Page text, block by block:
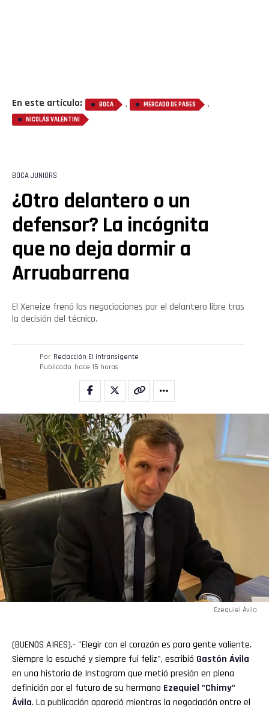
En este artículo: BOCA , MERCADO DE PASES ,
NICOLÁS VALENTINI
BOCA JUNIORS
¿Otro delantero o un
defensor? La incógnita
que no deja dormir a
Arruabarrena
El Xeneize frenó las negociaciones por el delantero libre tras
la decisión del técnico.
Por Redacción El intransigente
Publicado hace 15 horas
Ezequiel Ávila
(BUENOS AIRES).- "Elegir con el corazón es para gente valiente.
Siempre lo escuché y siempre fui feliz", escribió Gastón Ávila
en una historia de Instagram que metió presión en plena
definición por el futuro de su hermano Ezequiel "Chimy"
Ávila. La publicación apareció mientras la negociación entre el